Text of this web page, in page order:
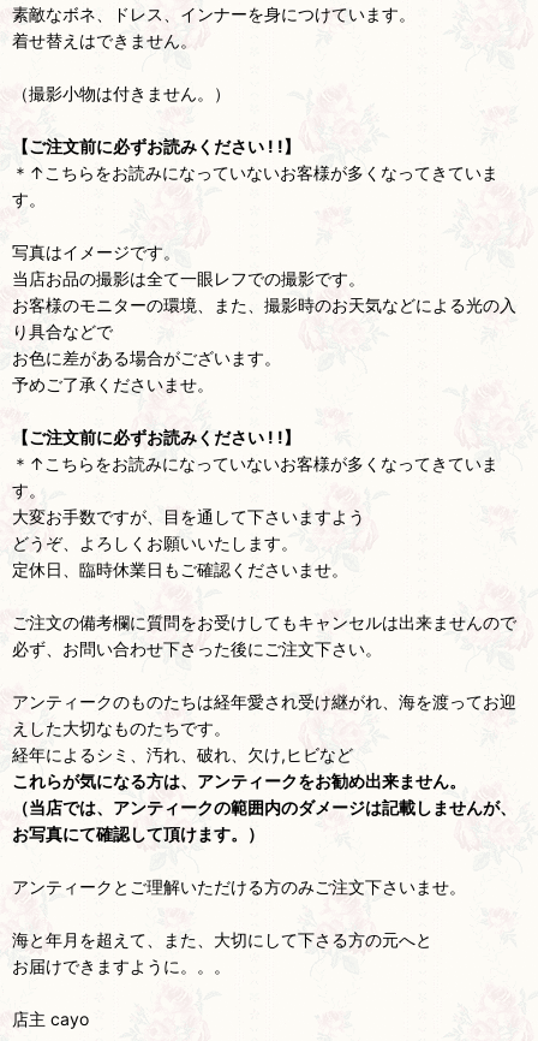
素敵なボネ、ドレス、インナーを身につけています。
着せ替えはできません。
（撮影小物は付きません。）
【ご注文前に必ずお読みください ! !】
＊↑こちらをお読みになっていないお客様が多くなってきていま
す。
写真はイメージです。
当店お品の撮影は全て一眼レフでの撮影です。
お客様のモニターの環境、また、撮影時のお天気などによる光の入
り具合などで
お色に差がある場合がございます。
予めご了承くださいませ。
【ご注文前に必ずお読みください ! !】
＊↑こちらをお読みになっていないお客様が多くなってきていま
す。
大変お手数ですが、目を通して下さいますよう
どうぞ、よろしくお願いいたします。
定休日、臨時休業日もご確認くださいませ。
ご注文の備考欄に質問をお受けしてもキャンセルは出来ませんので
必ず、お問い合わせ下さった後にご注文下さい。
アンティークのものたちは経年愛され受け継がれ、海を渡ってお迎
えした大切なものたちです。
経年によるシミ、汚れ、破れ、欠け,ヒビなど
これらが気になる方は、アンティークをお勧め出来ません。
（当店では、アンティークの範囲内のダメージは記載しませんが、
お写真にて確認して頂けます。）
アンティークとご理解いただける方のみご注文下さいませ。
海と年月を超えて、また、大切にして下さる方の元へと
お届けできますように。。。
店主 cayo